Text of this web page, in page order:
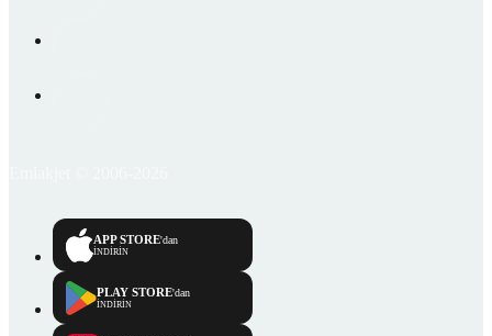
APP STORE'dan
İNDİRİN
PLAY STORE'dan
İNDİRİN